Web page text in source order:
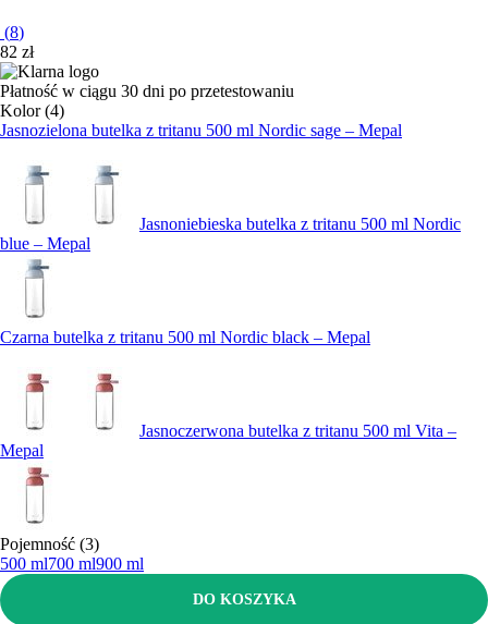
(8)
82 zł
Płatność w ciągu 30 dni po przetestowaniu
Kolor (4)
Jasnozielona butelka z tritanu 500 ml Nordic sage – Mepal
Jasnoniebieska butelka z tritanu 500 ml Nordic
blue – Mepal
Czarna butelka z tritanu 500 ml Nordic black – Mepal
Jasnoczerwona butelka z tritanu 500 ml Vita –
Mepal
Pojemność (3)
500 ml700 ml900 ml
DO KOSZYKA